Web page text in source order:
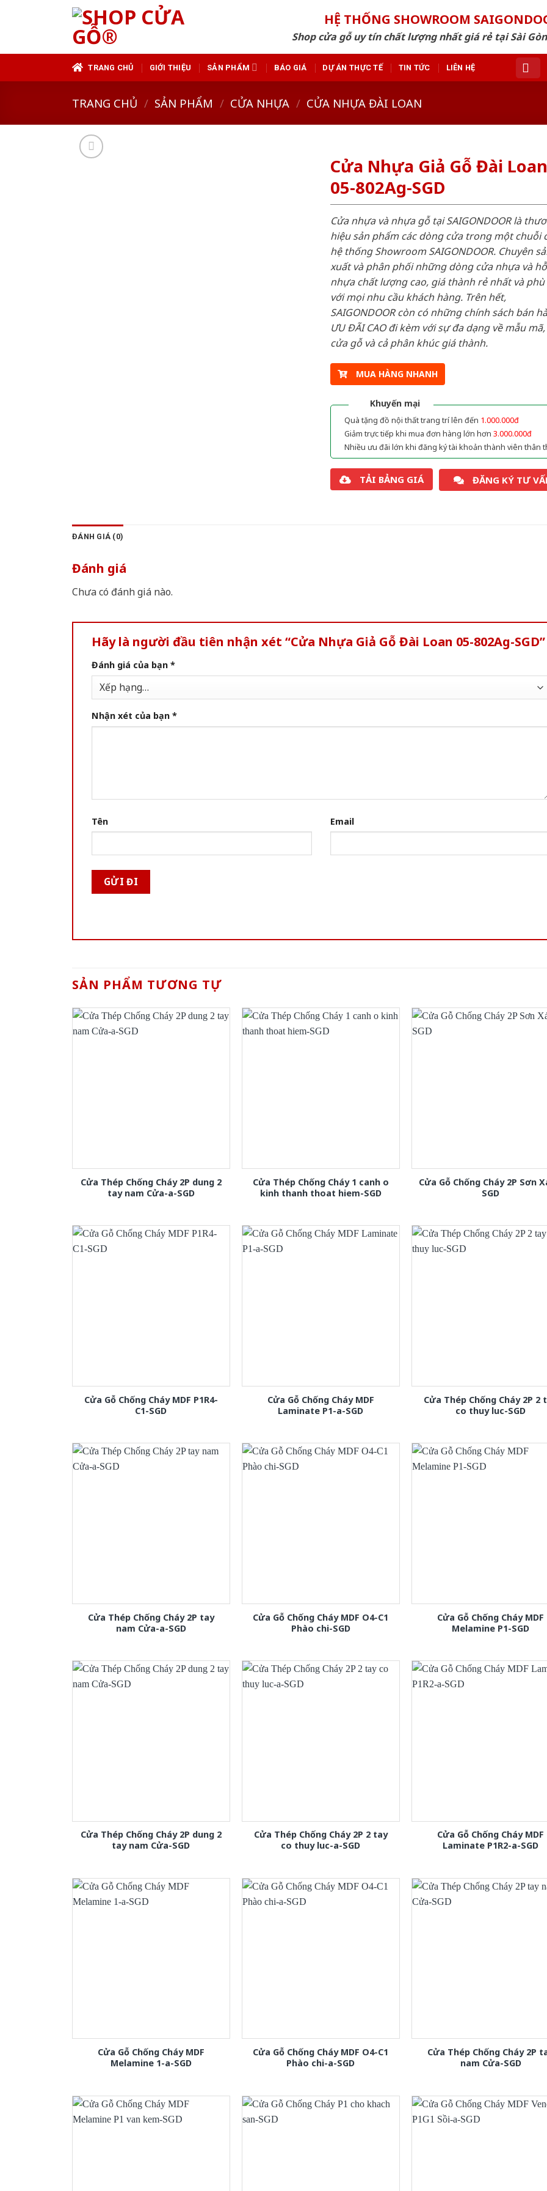
HỆ THỐNG SHOWROOM
Shop cửa gỗ uy tín chất lượng nhất giá rẻ tại Sài
TRANG CHỦ GIỚI THIỆU SẢN PHẨM BÁO GIÁ DỰ ÁN THỰC TẾ TIN TỨC LIÊN HỆ
TRANG CHỦ / SẢN PHẨM / CỬA NHỰA / CỬA NHỰA ĐÀI LOAN
Cửa Nhựa Giả Gỗ Đài Loan
05-802Ag-SGD
Cửa nhựa và nhựa gỗ tại SAIGONDOOR là
hiệu sản phẩm các dòng cửa trong một chuỗi
hệ thống Showroom SAIGONDOOR. Chuyên
xuất và phân phối những dòng cửa nhựa và
nhựa chất lượng cao, giá thành rẻ nhất và
với mọi nhu cầu khách hàng. Trên hết,
SAIGONDOOR còn có những chính sách bán
ƯU ĐÃI CAO đi kèm với sự đa dạng về mẫu
cửa gỗ và cả phân khúc giá thành.
MUA HÀNG NHANH
Khuyến mại
Quà tặng đồ nội thất trang trí lên đến 1.000.000đ
Giảm trực tiếp khi mua đơn hàng lớn hơn 3.000.000đ
Nhiều ưu đãi lớn khi đăng ký tài khoản thành viên thân
TẢI BẢNG GIÁ ĐĂNG KÝ TƯ
ĐÁNH GIÁ (0)
Đánh giá
Chưa có đánh giá nào.
Hãy là người đầu tiên nhận xét “Cửa Nhựa Giả Gỗ Đài Loan 05-802Ag-SGD”
Đánh giá của bạn *
Nhận xét của bạn *
Tên Email
SẢN PHẨM TƯƠNG TỰ
Cửa Thép Chống Cháy 2P dung 2
tay nam Cửa-a-SGD
Cửa Thép Chống Cháy 1 canh o
kinh thanh thoat hiem-SGD
Cửa Gỗ Chống Cháy 2P Sơn
SGD
Cửa Gỗ Chống Cháy MDF P1R4-
C1-SGD
Cửa Gỗ Chống Cháy MDF
Laminate P1-a-SGD
Cửa Thép Chống Cháy 2P 2
co thuy luc-SGD
Cửa Thép Chống Cháy 2P tay
nam Cửa-a-SGD
Cửa Gỗ Chống Cháy MDF O4-C1
Phào chi-SGD
Cửa Gỗ Chống Cháy MDF
Melamine P1-SGD
Cửa Thép Chống Cháy 2P dung 2
tay nam Cửa-SGD
Cửa Thép Chống Cháy 2P 2 tay
co thuy luc-a-SGD
Cửa Gỗ Chống Cháy MDF
Laminate P1R2-a-SGD
Cửa Gỗ Chống Cháy MDF
Melamine 1-a-SGD
Cửa Gỗ Chống Cháy MDF O4-C1
Phào chi-a-SGD
Cửa Thép Chống Cháy 2P
nam Cửa-SGD